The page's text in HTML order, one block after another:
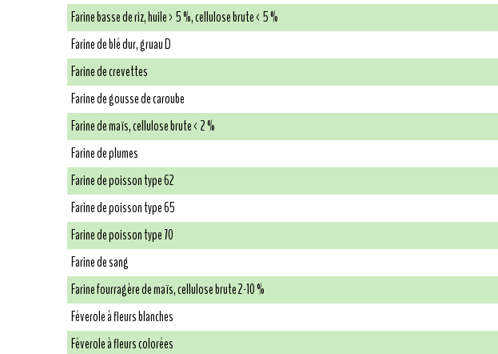
Farine basse de riz, huile > 5 %, cellulose brute < 5 %
Farine de blé dur, gruau D
Farine de crevettes
Farine de gousse de caroube
Farine de maïs, cellulose brute < 2 %
Farine de plumes
Farine de poisson type 62
Farine de poisson type 65
Farine de poisson type 70
Farine de sang
Farine fourragère de maïs, cellulose brute 2-10 %
Féverole à fleurs blanches
Féverole à fleurs colorées